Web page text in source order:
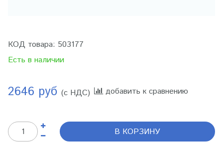
КОД товара: 503177
Есть в наличии
2646 руб (с НДС) добавить к сравнению
В КОРЗИНУ